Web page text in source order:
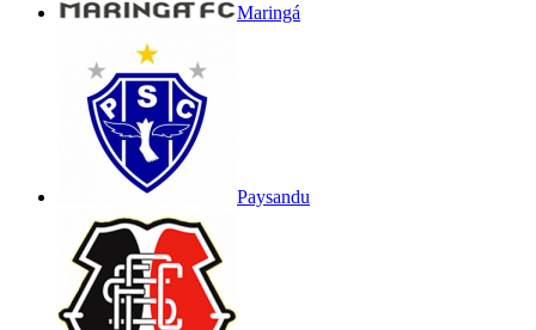
Maringá
Paysandu